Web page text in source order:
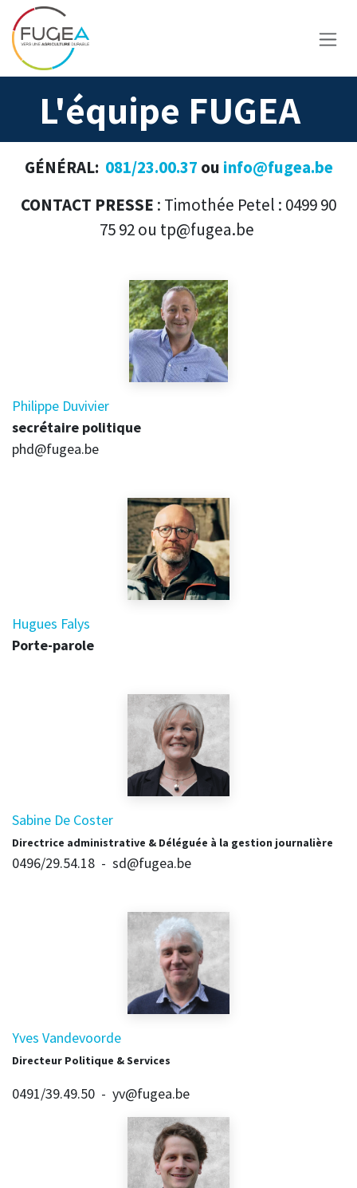
Se rendre au contenu
L'équipe FUGEA
GÉNÉRAL: 081/23.00.37 ou info@fugea.be
CONTACT PRESSE : Timothée Petel : 0499 90
75 92 ou tp@fugea.be
Philippe Duvivier
secrétaire politique
phd@fugea.be
Hugues Falys
Porte-parole
Sabine De Coster
Directrice administrative & Déléguée à la gestion journalière
0496/29.54.18 - sd@fugea.be
Yves Vandevoorde
Directeur Politique & Services
0491/39.49.50 - yv@fugea.be